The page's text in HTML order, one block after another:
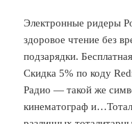
Электронные ридеры
здоровое чтение без
подзарядки.
Скидка 5% по коду
Радио — такой же
кинематограф